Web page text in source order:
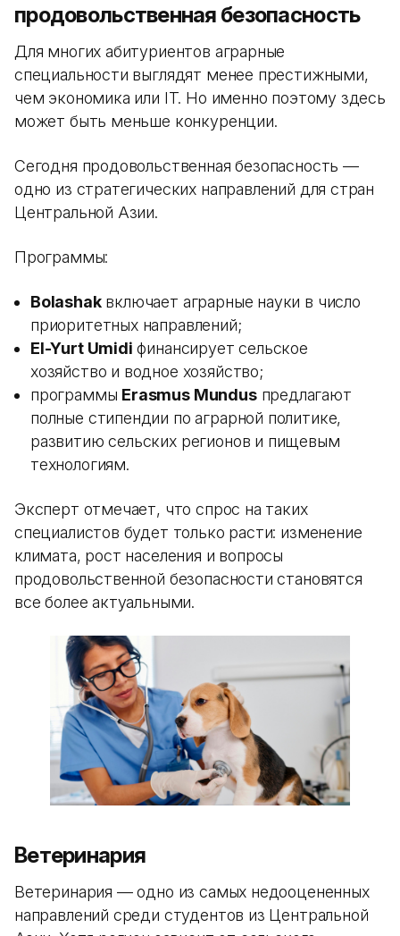
продовольственная безопасность
Для многих абитуриентов аграрные
специальности выглядят менее престижными,
чем экономика или IT. Но именно поэтому здесь
может быть меньше конкуренции.
Сегодня продовольственная безопасность —
одно из стратегических направлений для стран
Центральной Азии.
Программы:
Bolashakвключает аграрные науки в число
приоритетных направлений;
El-Yurt Umidi финансирует сельское
хозяйство и водное хозяйство;
программы Erasmus Mundusпредлагают
полные стипендии по аграрной политике,
развитию сельских регионов и пищевым
технологиям.
Эксперт отмечает, что спрос на таких
специалистов будет только расти: изменение
климата, рост населения и вопросы
продовольственной безопасности становятся
все более актуальными.
Ветеринария
Ветеринария — одно из самых недооцененных
направлений среди студентов из Центральной